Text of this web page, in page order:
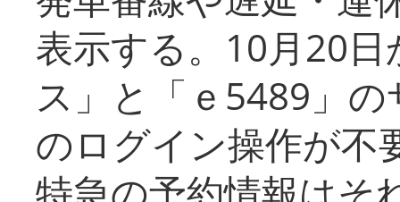
表示する。10月20
ス」と「ｅ5489」
のログイン操作が不